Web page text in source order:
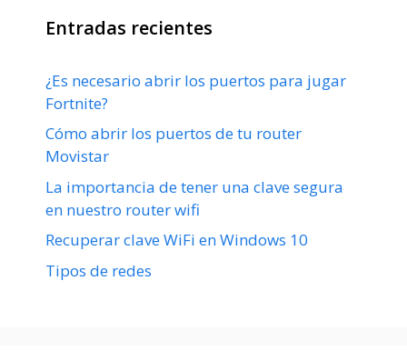
Entradas recientes
¿Es necesario abrir los puertos para jugar
Fortnite?
Cómo abrir los puertos de tu router
Movistar
La importancia de tener una clave segura
en nuestro router wifi
Recuperar clave WiFi en Windows 10
Tipos de redes